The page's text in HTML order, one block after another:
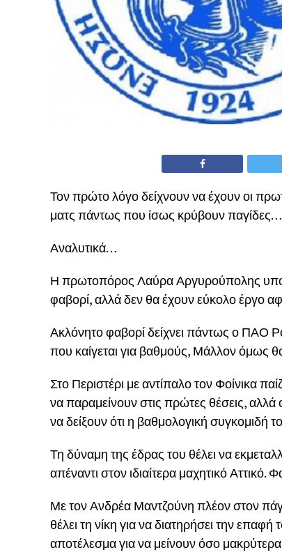
Τον πρώτο λόγο δείχνουν να έχουν οι
ματς πάντως που ίσως κρύβουν παγίδες…
Αναλυτικά…
Η πρωτοπόρος Λαύρα Αργυρούπολης
φαβορί, αλλά δεν θα έχουν εύκολο έργο
Ακλόνητο φαβορί δείχνει πάντως ο ΠΑΟ
που καίγεται για βαθμούς, Μάλλον όμως
Στο Περιστέρι με αντίπαλο τον Φοίνικα
να παραμείνουν στις πρώτες θέσεις, αλλά
να δείξουν ότι η βαθμολογική συγκομιδή
Τη δύναμη της έδρας του θέλει να
απέναντι στον ιδιαίτερα μαχητικό
Με τον Ανδρέα Μαντζούνη πλέον στον
θέλει τη νίκη για να διατηρήσει την
αποτέλεσμα για να μείνουν όσο μακρύτερα